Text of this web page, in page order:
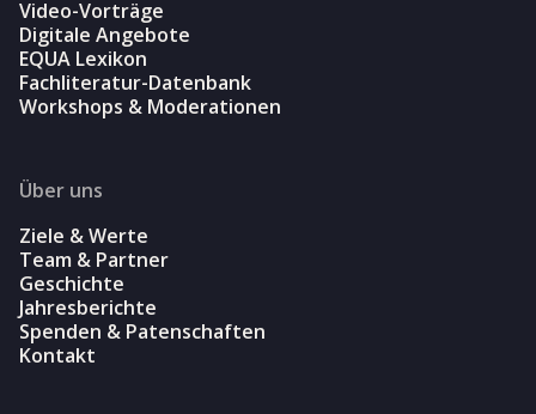
Video-Vorträge
Digitale Angebote
EQUA Lexikon
Fachliteratur-Datenbank
Workshops & Moderationen
Über uns
Ziele & Werte
Team & Partner
Geschichte
Jahresberichte
Spenden & Patenschaften
Kontakt